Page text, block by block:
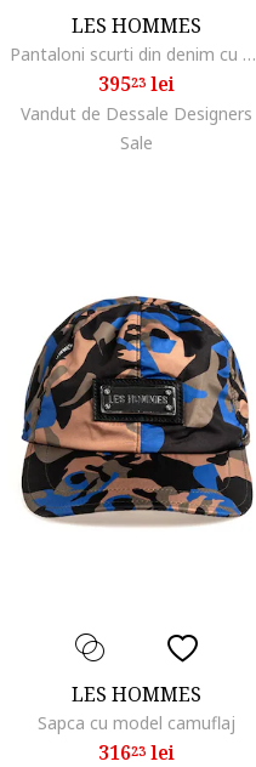
LES HOMMES
Pantaloni scurti din denim cu aspect deteriorat,
39523lei
Vandut de Dessale Designers
Sale
LES HOMMES
Sapca cu model camuflaj
31623lei